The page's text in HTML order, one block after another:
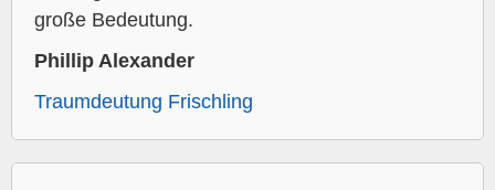
große Bedeutung.
Phillip Alexander
Traumdeutung Frischling